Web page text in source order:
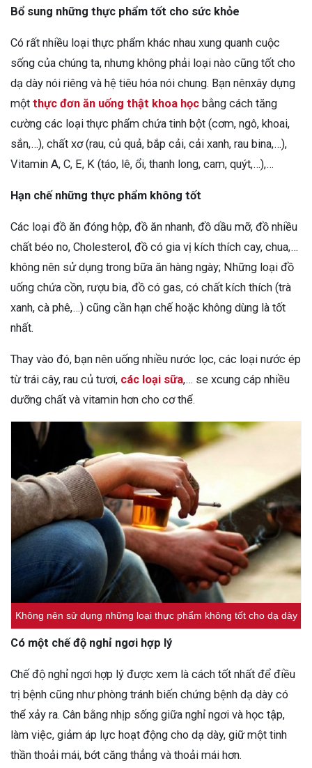
Bổ sung những thực phẩm tốt cho sức khỏe
Có rất nhiều loại thực phẩm khác nhau xung quanh cuộc
sống của chúng ta, nhưng không phải loại nào cũng tốt cho
dạ dày nói riêng và hệ tiêu hóa nói chung. Bạn nênxây dựng
một thực đơn ăn uống thật khoa học bằng cách tăng
cường các loại thực phẩm chứa tinh bột (cơm, ngô, khoai,
sắn,…), chất xơ (rau, củ quả, bắp cải, cải xanh, rau bina,…),
Vitamin A, C, E, K (táo, lê, ổi, thanh long, cam, quýt,…),…
Hạn chế những thực phẩm không tốt
Các loại đồ ăn đóng hộp, đồ ăn nhanh, đồ dầu mỡ, đồ nhiều
chất béo no, Cholesterol, đồ có gia vị kích thích cay, chua,…
không nên sử dụng trong bữa ăn hàng ngày; Những loại đồ
uống chứa cồn, rượu bia, đồ có gas, có chất kích thích (trà
xanh, cà phê,…) cũng cần hạn chế hoặc không dùng là tốt
nhất.
Thay vào đó, bạn nên uống nhiều nước lọc, các loại nước ép
từ trái cây, rau củ tươi, các loại sữa,… se xcung cáp nhiều
dưỡng chất và vitamin hơn cho cơ thể.
Không nên sử dụng những loại thực phẩm không tốt cho dạ dày
Có một chế độ nghỉ ngơi hợp lý
Chế độ nghỉ ngơi hợp lý được xem là cách tốt nhất để điều
trị bệnh cũng như phòng tránh biến chứng bệnh dạ dày có
thể xảy ra. Cân bằng nhịp sống giữa nghỉ ngơi và học tập,
làm việc, giảm áp lực hoạt động cho dạ dày, giữ một tinh
thần thoải mái, bớt căng thẳng và thoải mái hơn.